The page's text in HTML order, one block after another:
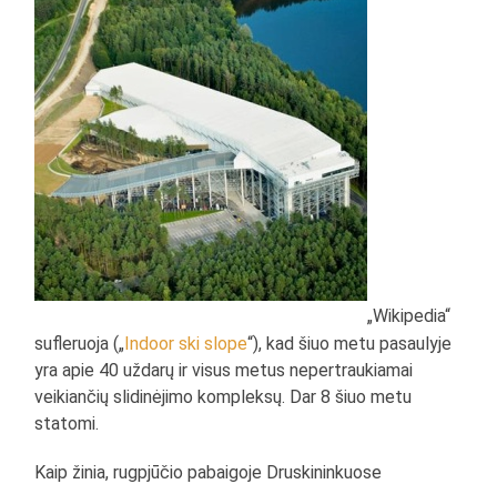
„Wikipedia“
sufleruoja („Indoor ski slope“), kad šiuo metu pasaulyje
yra apie 40 uždarų ir visus metus nepertraukiamai
veikiančių slidinėjimo kompleksų. Dar 8 šiuo metu
statomi.
Kaip žinia, rugpjūčio pabaigoje Druskininkuose